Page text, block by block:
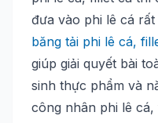
đưa vào phi lê cá
băng tải phi lê cá,
giúp giải quyết bài
sinh thực phẩm và
công nhân phi lê cá,